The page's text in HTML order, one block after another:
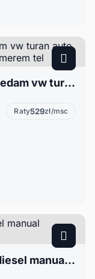
Volkswagen Touran II 1.6 Sprzedam vw turan auto stan dobry więcej informacji pod numerem tel
Raty529zł/msc
Volkswagen Touran I 1.9 VW diesel manual 368000km